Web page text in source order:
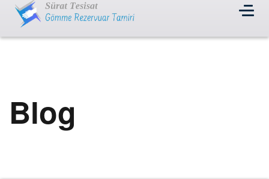
Blog